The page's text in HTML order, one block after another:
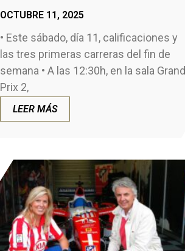
OCTUBRE 11, 2025
• Este sábado, día 11, calificaciones y
las tres primeras carreras del fin de
semana • A las 12:30h, en la sala Grand
Prix 2,
LEER MÁS